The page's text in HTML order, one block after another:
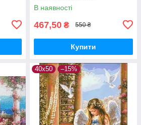
В наявності
467,50 ₴ 550 ₴
Купити
40х50 –15%